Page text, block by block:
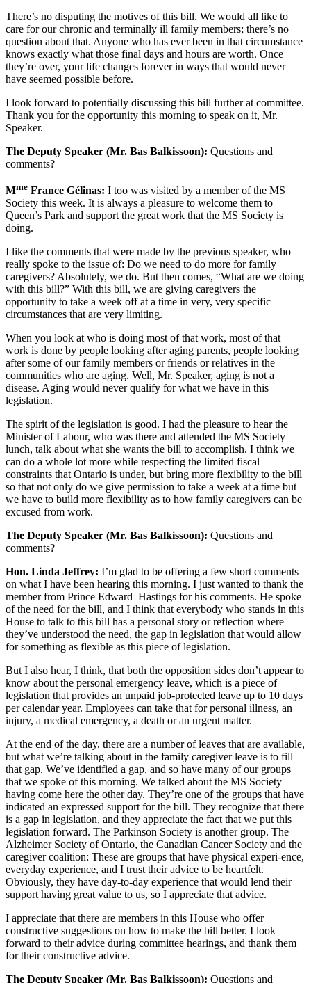
There’s no disputing the motives of this bill. We would all like to
care for our chronic and terminally ill family members; there’s no
question about that. Anyone who has ever been in that circumstance
knows exactly what those final days and hours are worth. Once
they’re over, your life changes forever in ways that would never
have seemed possible before.
I look forward to potentially discussing this bill further at committee.
Thank you for the opportunity this morning to speak on it, Mr.
Speaker.
The Deputy Speaker (Mr. Bas Balkissoon): Questions and
comments?
Mme France Gélinas: I too was visited by a member of the MS
Society this week. It is always a pleasure to welcome them to
Queen’s Park and support the great work that the MS Society is
doing.
I like the comments that were made by the previous speaker, who
really spoke to the issue of: Do we need to do more for family
caregivers? Absolutely, we do. But then comes, “What are we doing
with this bill?” With this bill, we are giving caregivers the
opportunity to take a week off at a time in very, very specific
circumstances that are very limiting.
When you look at who is doing most of that work, most of that
work is done by people looking after aging parents, people looking
after some of our family members or friends or relatives in the
communities who are aging. Well, Mr. Speaker, aging is not a
disease. Aging would never qualify for what we have in this
legislation.
The spirit of the legislation is good. I had the pleasure to hear the
Minister of Labour, who was there and attended the MS Society
lunch, talk about what she wants the bill to accomplish. I think we
can do a whole lot more while respecting the limited fiscal
constraints that Ontario is under, but bring more flexibility to the bill
so that not only do we give permission to take a week at a time but
we have to build more flexibility as to how family caregivers can be
excused from work.
The Deputy Speaker (Mr. Bas Balkissoon): Questions and
comments?
Hon. Linda Jeffrey: I’m glad to be offering a few short comments
on what I have been hearing this morning. I just wanted to thank the
member from Prince Edward–Hastings for his comments. He spoke
of the need for the bill, and I think that everybody who stands in this
House to talk to this bill has a personal story or reflection where
they’ve understood the need, the gap in legislation that would allow
for something as flexible as this piece of legislation.
But I also hear, I think, that both the opposition sides don’t appear to
know about the personal emergency leave, which is a piece of
legislation that provides an unpaid job-protected leave up to 10 days
per calendar year. Employees can take that for personal illness, an
injury, a medical emergency, a death or an urgent matter.
At the end of the day, there are a number of leaves that are available,
but what we’re talking about in the family caregiver leave is to fill
that gap. We’ve identified a gap, and so have many of our groups
that we spoke of this morning. We talked about the MS Society
having come here the other day. They’re one of the groups that have
indicated an expressed support for the bill. They recognize that there
is a gap in legislation, and they appreciate the fact that we put this
legislation forward. The Parkinson Society is another group. The
Alzheimer Society of Ontario, the Canadian Cancer Society and the
caregiver coalition: These are groups that have physical experi-ence,
everyday experience, and I trust their advice to be heartfelt.
Obviously, they have day-to-day experience that would lend their
support having great value to us, so I appreciate that advice.
I appreciate that there are members in this House who offer
constructive suggestions on how to make the bill better. I look
forward to their advice during committee hearings, and thank them
for their constructive advice.
The Deputy Speaker (Mr. Bas Balkissoon): Questions and